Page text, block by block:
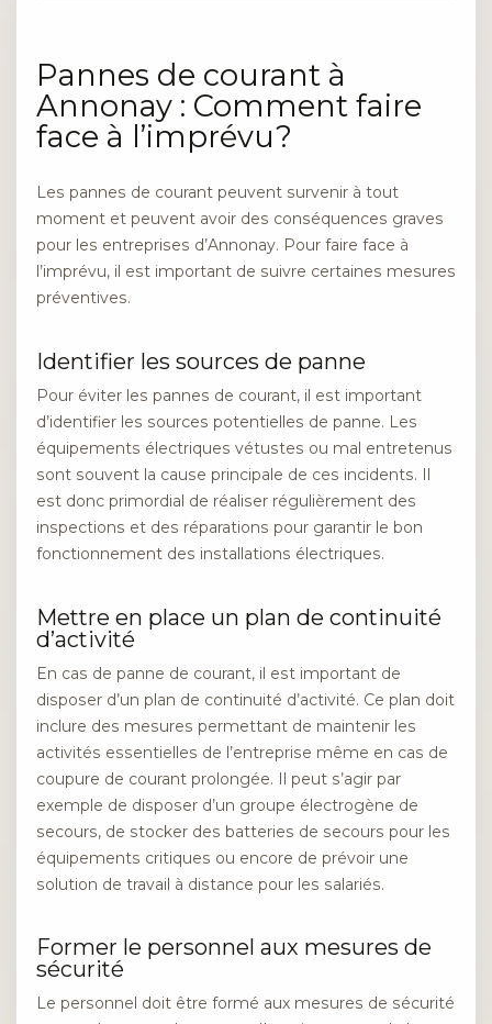
Pannes de courant à
Annonay : Comment faire
face à l’imprévu?
Les pannes de courant peuvent survenir à tout
moment et peuvent avoir des conséquences graves
pour les entreprises d’Annonay. Pour faire face à
l’imprévu, il est important de suivre certaines mesures
préventives.
Identifier les sources de panne
Pour éviter les pannes de courant, il est important
d’identifier les sources potentielles de panne. Les
équipements électriques vétustes ou mal entretenus
sont souvent la cause principale de ces incidents. Il
est donc primordial de réaliser régulièrement des
inspections et des réparations pour garantir le bon
fonctionnement des installations électriques.
Mettre en place un plan de continuité
d’activité
En cas de panne de courant, il est important de
disposer d’un plan de continuité d’activité. Ce plan doit
inclure des mesures permettant de maintenir les
activités essentielles de l’entreprise même en cas de
coupure de courant prolongée. Il peut s’agir par
exemple de disposer d’un groupe électrogène de
secours, de stocker des batteries de secours pour les
équipements critiques ou encore de prévoir une
solution de travail à distance pour les salariés.
Former le personnel aux mesures de
sécurité
Le personnel doit être formé aux mesures de sécurité